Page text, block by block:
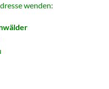
wenden: